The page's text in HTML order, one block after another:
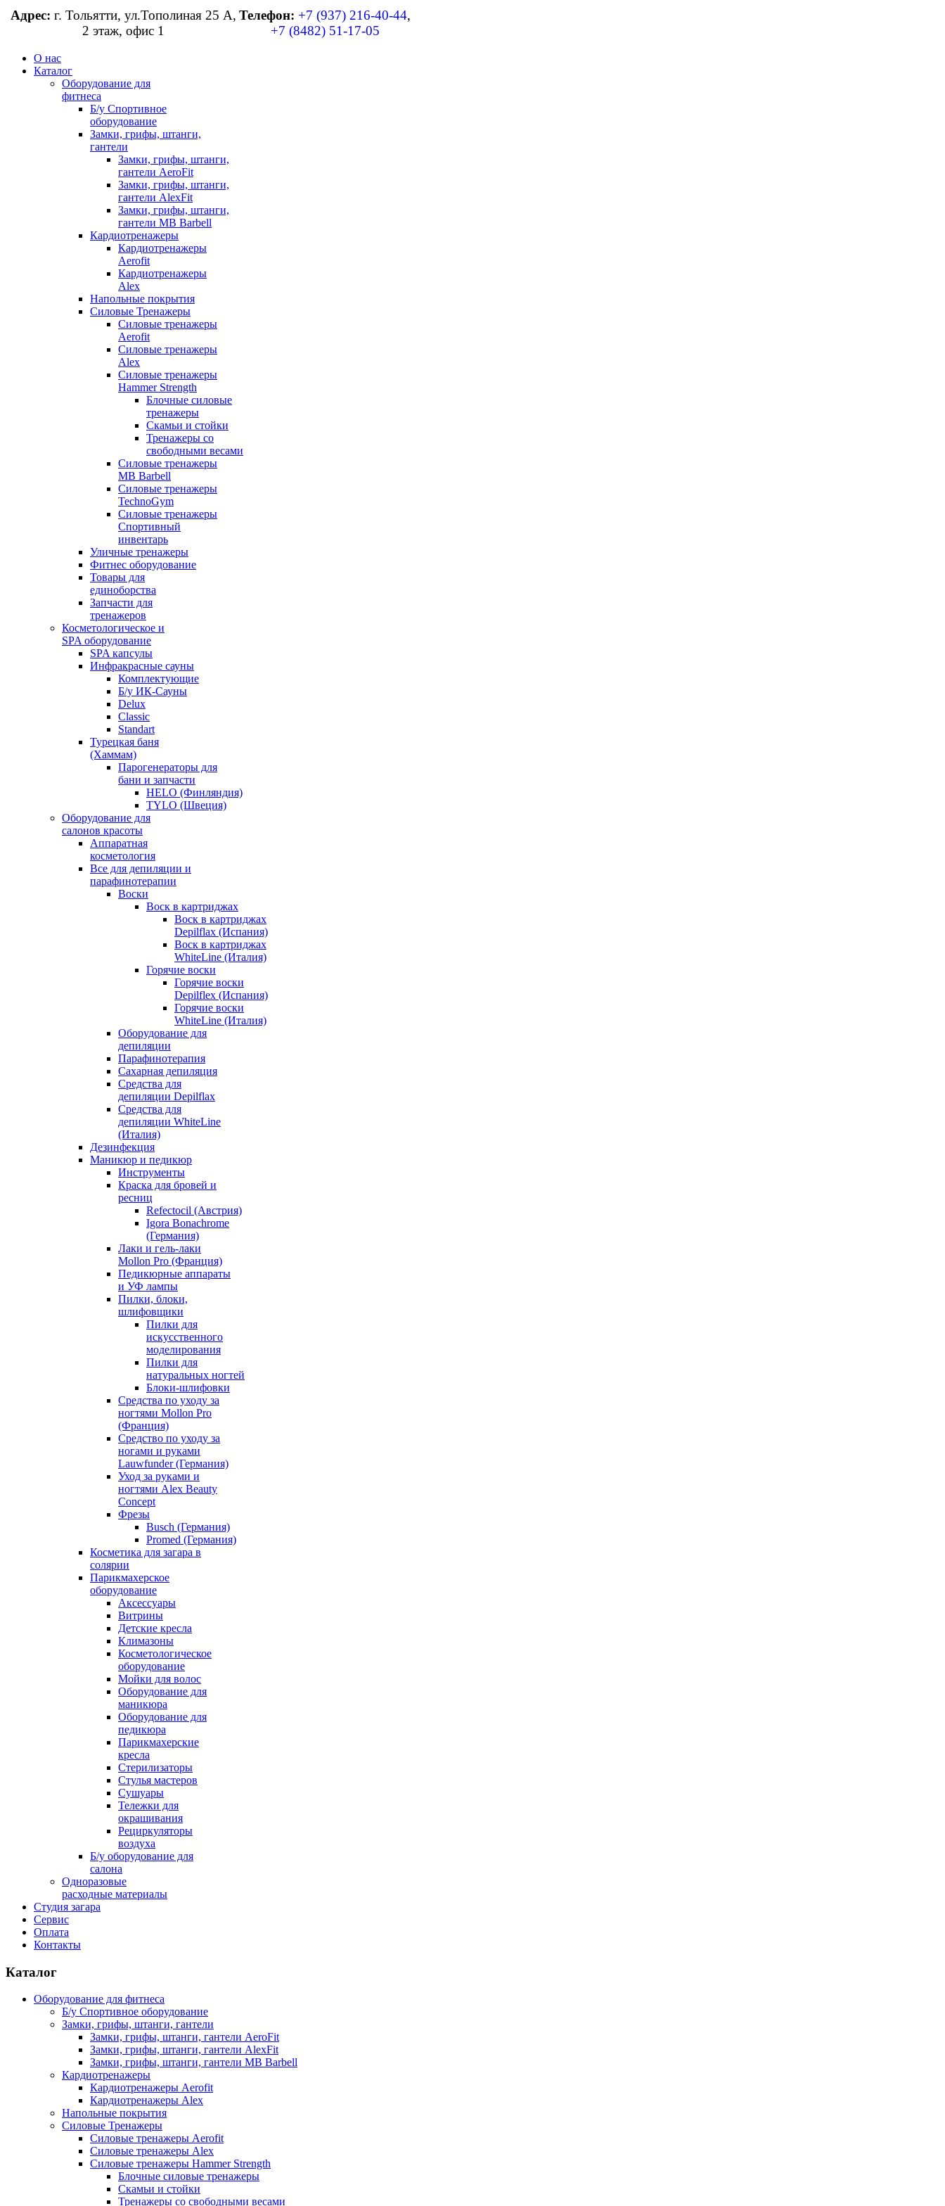
Адрес: г. Тольятти, ул.Тополиная 25 А,
2 этаж, офис 1
Телефон: +7 (937) 216-40-44,
+7 (8482) 51-17-05
О нас
Каталог
Оборудование для
фитнеса
Б/у Спортивное
оборудование
Замки, грифы, штанги,
гантели
Замки, грифы, штанги,
гантели AeroFit
Замки, грифы, штанги,
гантели AlexFit
Замки, грифы, штанги,
гантели MB Barbell
Кардиотренажеры
Кардиотренажеры
Aerofit
Кардиотренажеры
Alex
Напольные покрытия
Силовые Тренажеры
Силовые тренажеры
Aerofit
Силовые тренажеры
Alex
Силовые тренажеры
Hammer Strength
Блочные силовые
тренажеры
Скамьи и стойки
Тренажеры со
свободными весами
Силовые тренажеры
MB Barbell
Силовые тренажеры
TechnoGym
Силовые тренажеры
Спортивный
инвентарь
Уличные тренажеры
Фитнес оборудование
Товары для
единоборства
Запчасти для
тренажеров
Косметологическое и
SPA оборудование
SPA капсулы
Инфракрасные сауны
Комплектующие
Б/у ИК-Сауны
Delux
Classic
Standart
Турецкая баня
(Хаммам)
Парогенераторы для
бани и запчасти
HELO (Финляндия)
TYLO (Швеция)
Оборудование для
салонов красоты
Аппаратная
косметология
Все для депиляции и
парафинотерапии
Воски
Воск в картриджах
Воск в картриджах
Depilflax (Испания)
Воск в картриджах
WhiteLine (Италия)
Горячие воски
Горячие воски
Depilflex (Испания)
Горячие воски
WhiteLine (Италия)
Оборудование для
депиляции
Парафинотерапия
Сахарная депиляция
Средства для
депиляции Depilflax
Средства для
депиляции WhiteLine
(Италия)
Дезинфекция
Маникюр и педикюр
Инструменты
Краска для бровей и
ресниц
Refectocil (Австрия)
Igora Bonachrome
(Германия)
Лаки и гель-лаки
Mollon Pro (Франция)
Педикюрные аппараты
и УФ лампы
Пилки, блоки,
шлифовщики
Пилки для
искусственного
моделирования
Пилки для
натуральных ногтей
Блоки-шлифовки
Средства по уходу за
ногтями Mollon Pro
(Франция)
Средство по уходу за
ногами и руками
Lauwfunder (Германия)
Уход за руками и
ногтями Alex Beauty
Concept
Фрезы
Busch (Германия)
Promed (Германия)
Косметика для загара в
солярии
Парикмахерское
оборудование
Аксессуары
Витрины
Детские кресла
Климазоны
Косметологическое
оборудование
Мойки для волос
Оборудование для
маникюра
Оборудование для
педикюра
Парикмахерские
кресла
Стерилизаторы
Стулья мастеров
Сушуары
Тележки для
окрашивания
Рециркуляторы
воздуха
Б/у оборудование для
салона
Одноразовые
расходные материалы
Студия загара
Сервис
Оплата
Контакты
Каталог
Оборудование для фитнеса
Б/у Спортивное оборудование
Замки, грифы, штанги, гантели
Замки, грифы, штанги, гантели AeroFit
Замки, грифы, штанги, гантели AlexFit
Замки, грифы, штанги, гантели MB Barbell
Кардиотренажеры
Кардиотренажеры Aerofit
Кардиотренажеры Alex
Напольные покрытия
Силовые Тренажеры
Силовые тренажеры Aerofit
Силовые тренажеры Alex
Силовые тренажеры Hammer Strength
Блочные силовые тренажеры
Скамьи и стойки
Тренажеры со свободными весами